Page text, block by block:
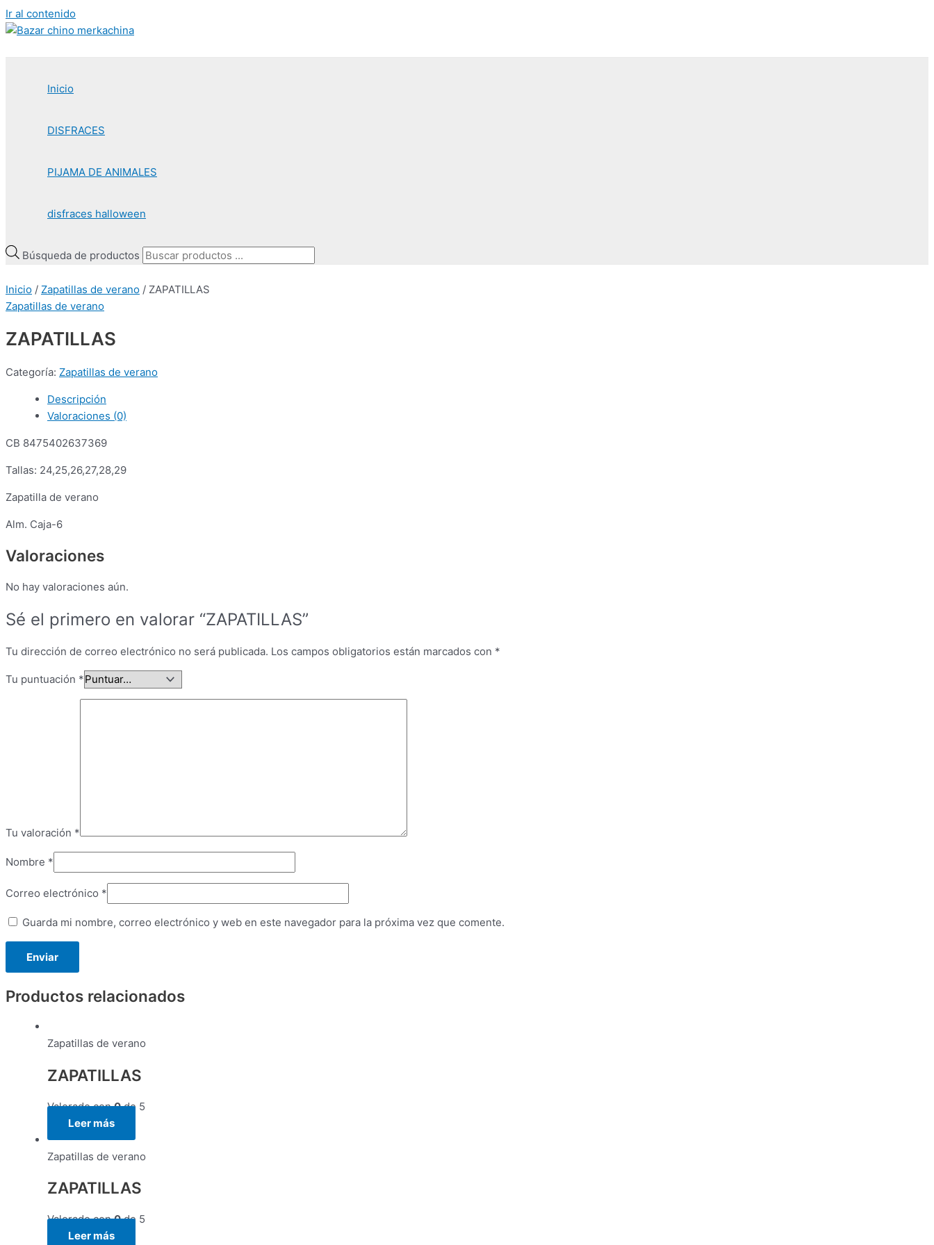
Ir al contenido
Inicio
DISFRACES
PIJAMA DE ANIMALES
disfraces halloween
Búsqueda de productos
Inicio / Zapatillas de verano / ZAPATILLAS
Zapatillas de verano
ZAPATILLAS
Categoría: Zapatillas de verano
Descripción
Valoraciones (0)
CB 8475402637369
Tallas: 24,25,26,27,28,29
Zapatilla de verano
Alm. Caja-6
Valoraciones
No hay valoraciones aún.
Sé el primero en valorar “ZAPATILLAS”
Tu dirección de correo electrónico no será publicada. Los campos obligatorios están marcados con *
Tu puntuación *
Tu valoración *
Nombre *
Correo electrónico *
Guarda mi nombre, correo electrónico y web en este navegador para la próxima vez que comente.
Productos relacionados
Zapatillas de verano
ZAPATILLAS
Valorado con0de 5
Leer más
Zapatillas de verano
ZAPATILLAS
Valorado con0de 5
Leer más